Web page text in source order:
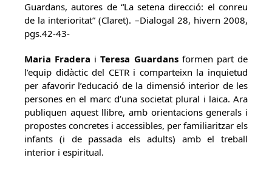
Guardans, autores de “La setena direcció: el conreu
de la interioritat” (Claret). –Dialogal 28, hivern 2008,
pgs.42-43-
Maria Fradera iTeresa Guardansformen part de
l’equip didàctic del CETR i comparteixn la inquietud
per afavorir l’educació de la dimensió interior de les
persones en el marc d’una societat plural i laica. Ara
publiquen aquest llibre, amb orientacions generals i
propostes concretes i accessibles, per familiaritzar els
infants (i de passada els adults) amb el treball
interior i espiritual.